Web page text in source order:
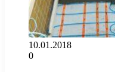
10.01.2018
0